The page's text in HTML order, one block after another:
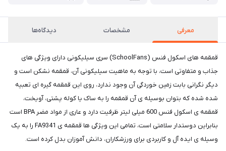
معرفی مشخصات دیدگاه‌ها
قمقمه های اسکول فنس (SchoolFans) سری سیلیکونی دارای ویژگی های
جذاب و متفاوتی است، با توجه به ماهیت سیلیکونی آن، قمقمه نشکن است و
دیگر نگرانی بابت زمین خوردگی آن وجود ندارد، روی این قمقمه گیره ای تعبیه
شده شده که بتوان بوسیله ی آن قمقمه را به ساک یا کوله پشتی، آویخت،
قمقمه ی اسکول فنس 600 میلی لیتر ظرفیت دارد و عاری از مواد مضر BPA است
بنابراین دوستدار سلامتی است، تمامی این ویژگی ها قمقمه ی FA9341 را به یک
وسیله ی ایده آل و کاربردی برای ورزشکاران، دانش آموزان بدل کرده است.